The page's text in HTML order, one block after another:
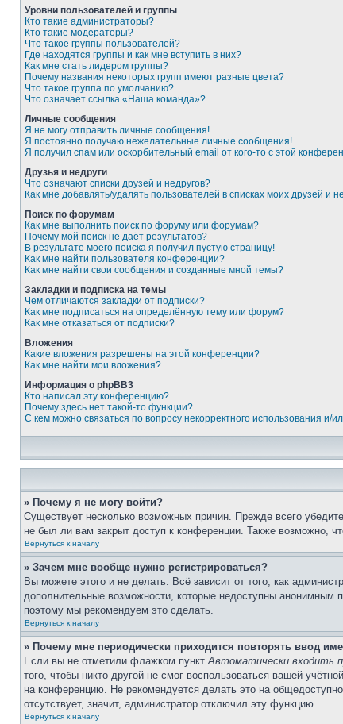
Уровни пользователей и группы
Кто такие администраторы?
Кто такие модераторы?
Что такое группы пользователей?
Где находятся группы и как мне вступить в них?
Как мне стать лидером группы?
Почему названия некоторых групп имеют разные цвета?
Что такое группа по умолчанию?
Что означает ссылка «Наша команда»?
Личные сообщения
Я не могу отправить личные сообщения!
Я постоянно получаю нежелательные личные сообщения!
Я получил спам или оскорбительный email от кого-то с этой
Друзья и недруги
Что означают списки друзей и недругов?
Как мне добавлять/удалять пользователей в списках моих друзей и
Поиск по форумам
Как мне выполнить поиск по форуму или форумам?
Почему мой поиск не даёт результатов?
В результате моего поиска я получил пустую страницу!
Как мне найти пользователя конференции?
Как мне найти свои сообщения и созданные мной темы?
Закладки и подписка на темы
Чем отличаются закладки от подписки?
Как мне подписаться на определённую тему или форум?
Как мне отказаться от подписки?
Вложения
Какие вложения разрешены на этой конференции?
Как мне найти мои вложения?
Информация о phpBB3
Кто написал эту конференцию?
Почему здесь нет такой-то функции?
С кем можно связаться по вопросу некорректного использования
» Почему я не могу войти?
Существует несколько возможных причин. Прежде всего
не был ли вам закрыт доступ к конференции. Также возможно,
Вернуться к началу
» Зачем мне вообще нужно регистрироваться?
Вы можете этого и не делать. Всё зависит от того, как
дополнительные возможности, которые недоступны анонимным
поэтому мы рекомендуем это сделать.
Вернуться к началу
» Почему мне периодически приходится повторять ввод
Если вы не отметили флажком пунктАвтоматически входить
того, чтобы никто другой не смог воспользоваться вашей
на конференцию. Не рекомендуется делать это на
отсутствует, значит, администратор отключил эту функцию.
Вернуться к началу